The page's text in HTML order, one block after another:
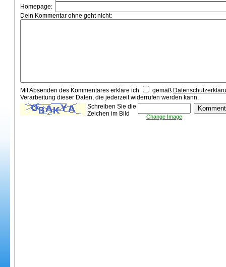
Homepage:
Dein Kommentar ohne geht nicht:
Mit Absenden des Kommentares erkläre ich gemäß
Verarbeitung dieser Daten, die jederzeit widerrufen werden kann.
Schreiben Sie die
Zeichen im Bild
Change Image